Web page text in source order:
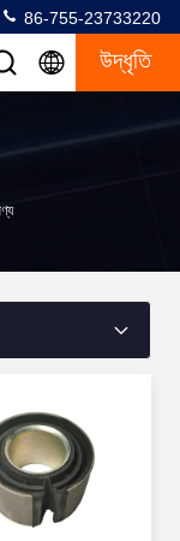
86-755-23733220
উদ্ধৃতি